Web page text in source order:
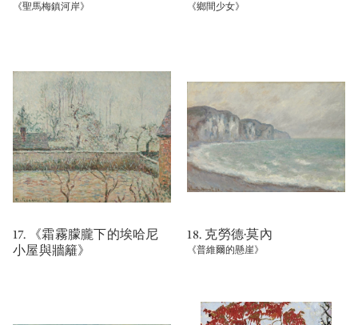
《聖馬梅鎮河岸》 《鄉間少女》
17. 《霜霧朦朧下的埃哈尼
小屋與牆籬》
18. 克勞德·莫內
《普維爾的懸崖》